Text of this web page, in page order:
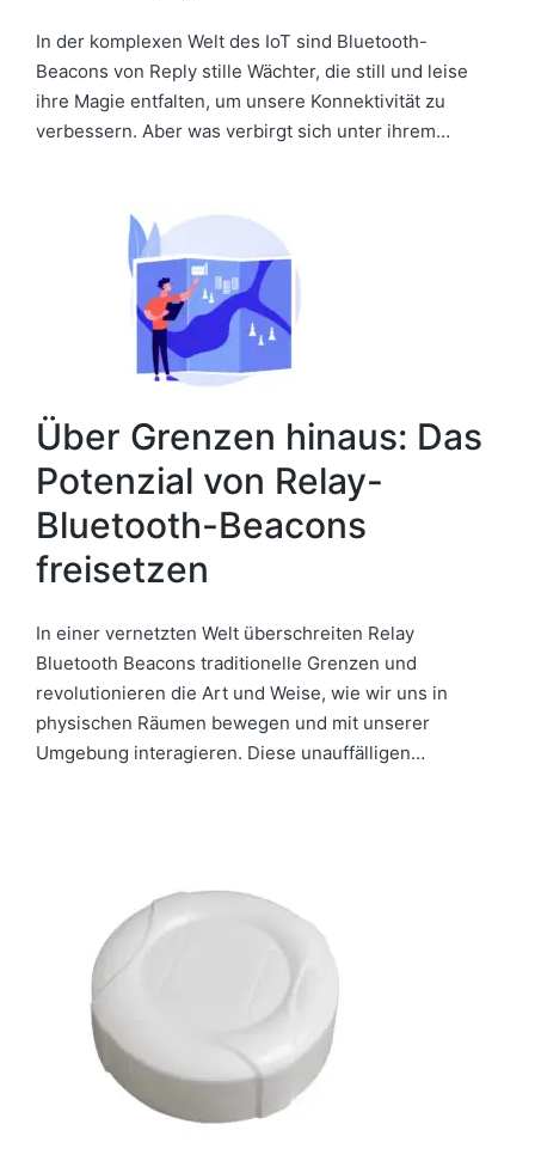
In der komplexen Welt des IoT sind Bluetooth-
Beacons von Reply stille Wächter, die still und leise
ihre Magie entfalten, um unsere Konnektivität zu
verbessern. Aber was verbirgt sich unter ihrem…
Über Grenzen hinaus: Das
Potenzial von Relay-
Bluetooth-Beacons
freisetzen
In einer vernetzten Welt überschreiten Relay
Bluetooth Beacons traditionelle Grenzen und
revolutionieren die Art und Weise, wie wir uns in
physischen Räumen bewegen und mit unserer
Umgebung interagieren. Diese unauffälligen…